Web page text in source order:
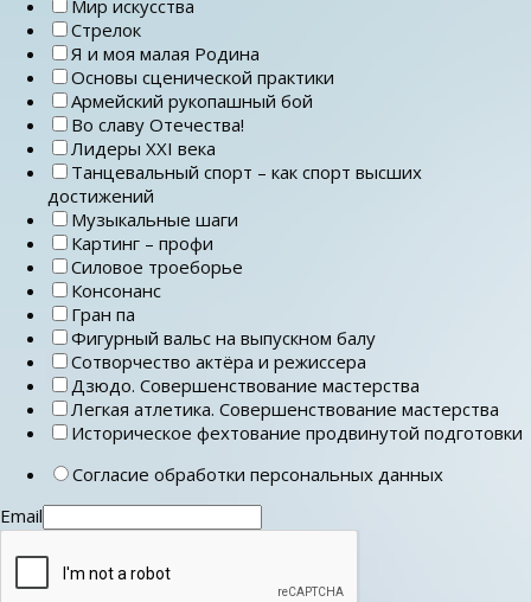
Мир искусства
Стрелок
Я и моя малая Родина
Основы сценической практики
Армейский рукопашный бой
Во славу Отечества!
Лидеры ХХI века
Танцевальный спорт – как спорт высших
достижений
Музыкальные шаги
Картинг – профи
Силовое троеборье
Консонанс
Гран па
Фигурный вальс на выпускном балу
Сотворчество актёра и режиссера
Дзюдо. Совершенствование мастерства
Легкая атлетика. Совершенствование мастерства
Историческое фехтование продвинутой подготовки
Согласие обработки персональных данных
Email